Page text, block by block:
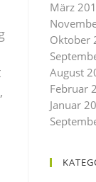
,
März
Oktober
August
Februar
Januar